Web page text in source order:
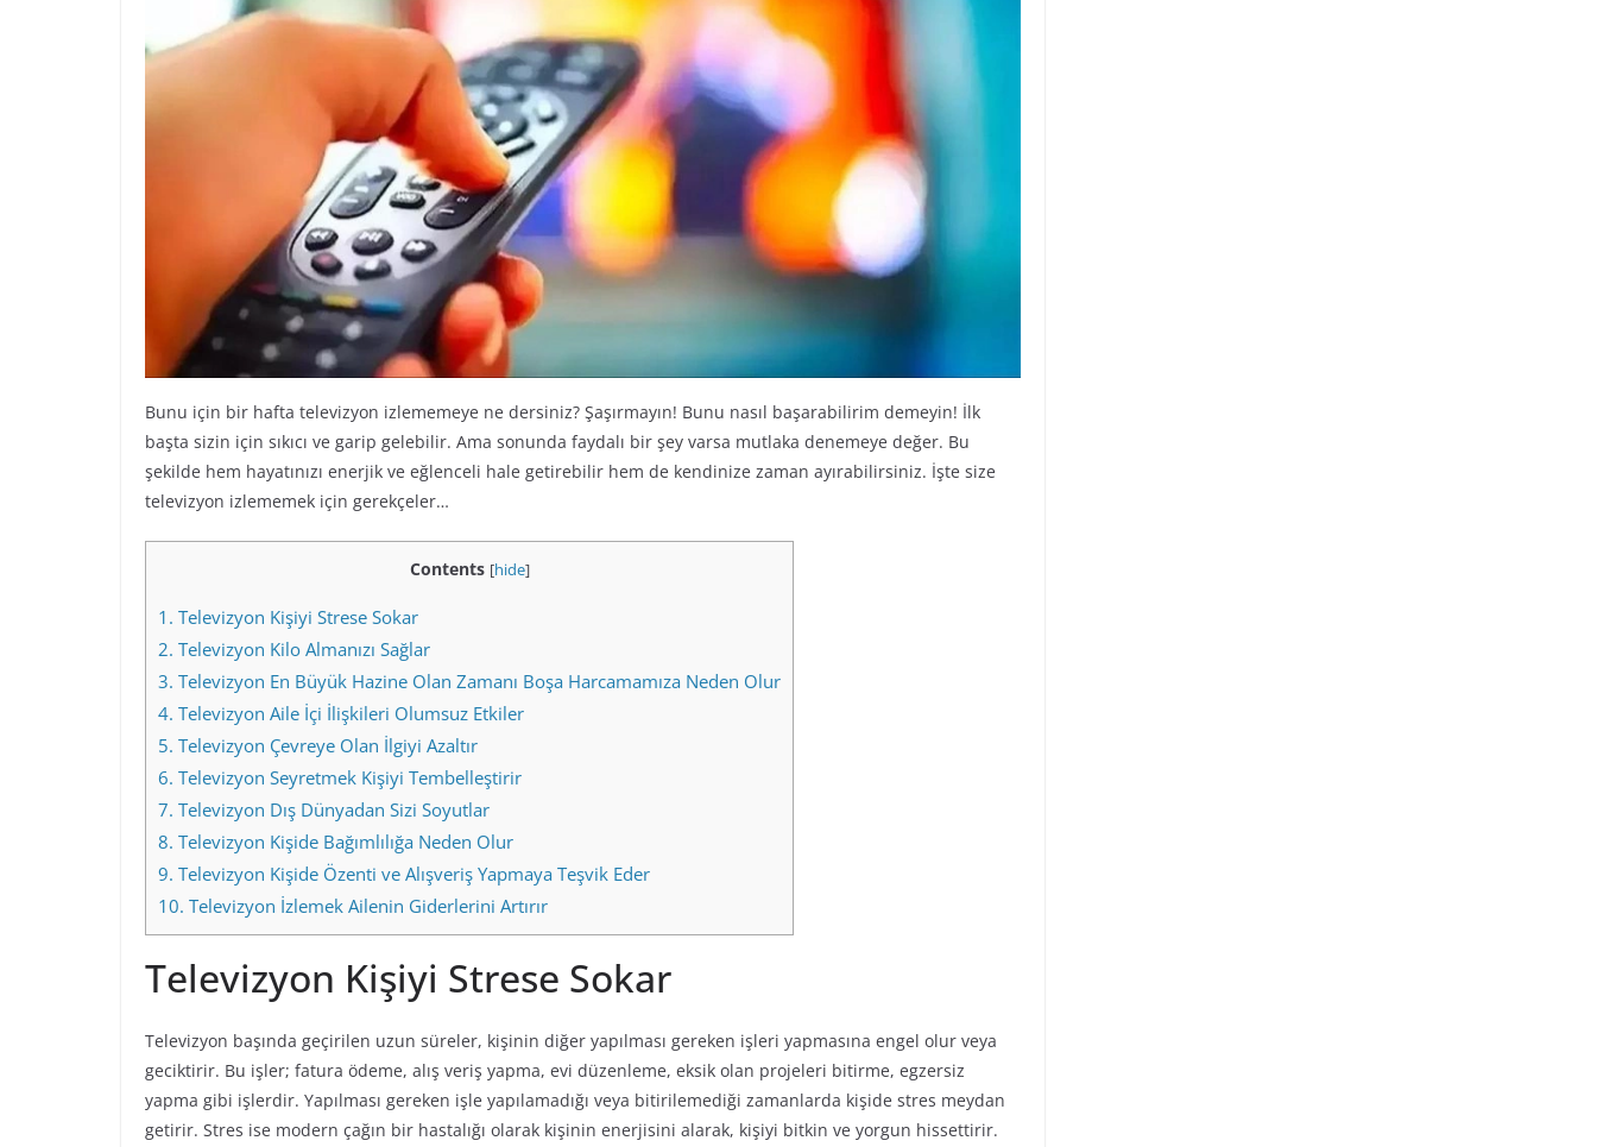
Bunu için bir hafta televizyon izlememeye ne dersiniz? Şaşırmayın! Bunu nasıl başarabilirim demeyin! İlk
başta sizin için sıkıcı ve garip gelebilir. Ama sonunda faydalı bir şey varsa mutlaka denemeye değer. Bu
şekilde hem hayatınızı enerjik ve eğlenceli hale getirebilir hem de kendinize zaman ayırabilirsiniz. İşte size
televizyon izlememek için gerekçeler…
Contents [hide]
1. Televizyon Kişiyi Strese Sokar
2. Televizyon Kilo Almanızı Sağlar
3. Televizyon En Büyük Hazine Olan Zamanı Boşa Harcamamıza Neden Olur
4. Televizyon Aile İçi İlişkileri Olumsuz Etkiler
5. Televizyon Çevreye Olan İlgiyi Azaltır
6. Televizyon Seyretmek Kişiyi Tembelleştirir
7. Televizyon Dış Dünyadan Sizi Soyutlar
8. Televizyon Kişide Bağımlılığa Neden Olur
9. Televizyon Kişide Özenti ve Alışveriş Yapmaya Teşvik Eder
10. Televizyon İzlemek Ailenin Giderlerini Artırır
Televizyon Kişiyi Strese Sokar
Televizyon başında geçirilen uzun süreler, kişinin diğer yapılması gereken işleri yapmasına engel olur veya
geciktirir. Bu işler; fatura ödeme, alış veriş yapma, evi düzenleme, eksik olan projeleri bitirme, egzersiz
yapma gibi işlerdir. Yapılması gereken işle yapılamadığı veya bitirilemediği zamanlarda kişide stres meydan
getirir. Stres ise modern çağın bir hastalığı olarak kişinin enerjisini alarak, kişiyi bitkin ve yorgun hissettirir.